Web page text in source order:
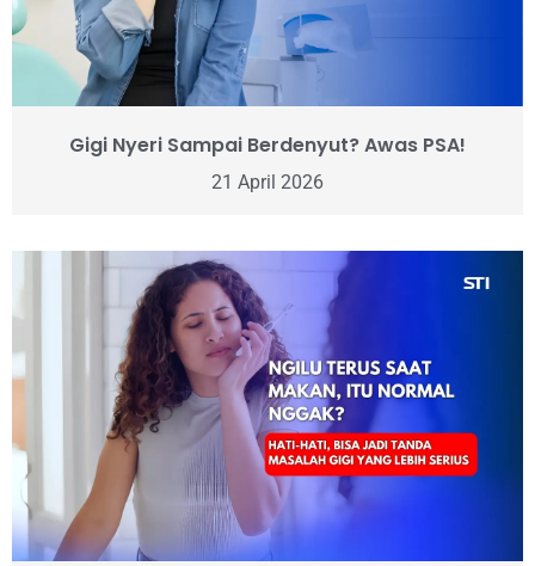
Gigi Nyeri Sampai Berdenyut? Awas PSA!
21 April 2026